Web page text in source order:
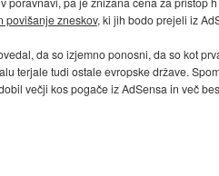
povišanje zneskov, ki jih bodo prejeli iz
da so izjemno ponosni, da so kot
terjale tudi ostale evropske države.
večji kos pogače iz AdSensa in več